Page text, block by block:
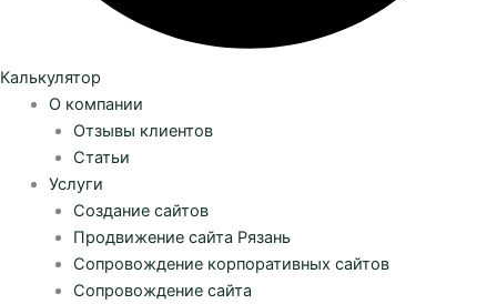
Калькулятор
О компании
Отзывы клиентов
Статьи
Услуги
Создание сайтов
Продвижение сайта Рязань
Сопровождение корпоративных сайтов
Сопровождение сайта